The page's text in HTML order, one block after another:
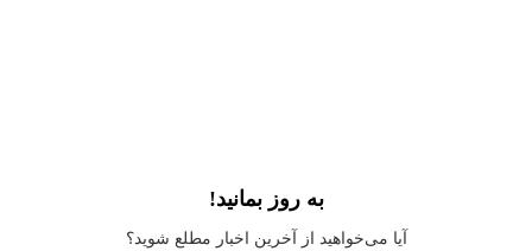
Application error: a client
-side exception has occurred while loading
به روز بمانید!
آیا می‌خواهید از آخرین اخبار مطلع شوید؟